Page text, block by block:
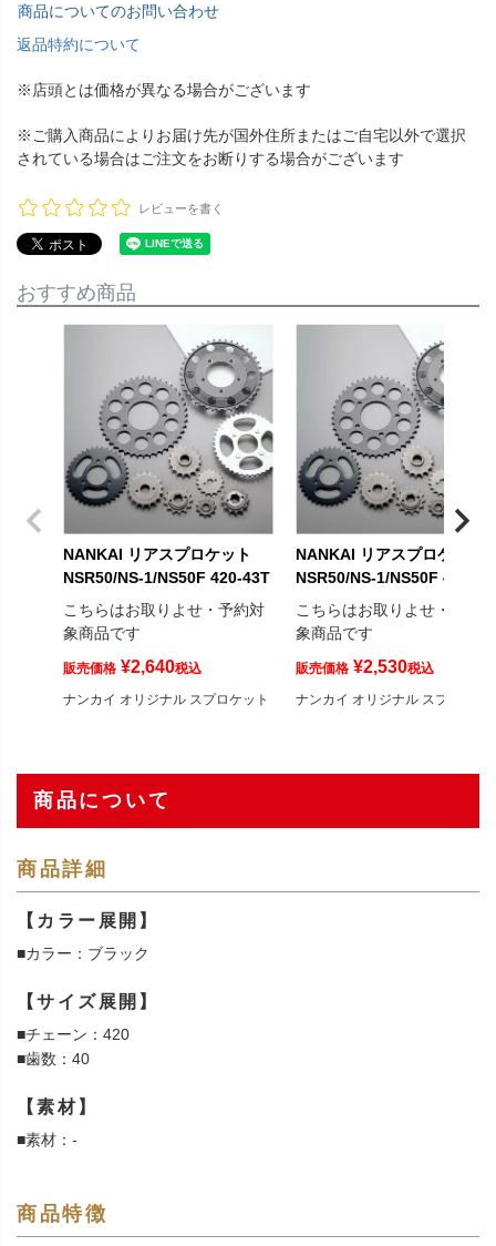
商品についてのお問い合わせ
返品特約について
※店頭とは価格が異なる場合がございます
※ご購入商品によりお届け先が国外住所またはご自宅以外で選択
されている場合はご注文をお断りする場合がございます
レビューを書く
おすすめ商品
NANKAI リアスプロケット
NSR50/NS-1/NS50F 420-43T
こちらはお取りよせ・予約対
象商品です
販売価格 ¥2,640税込
ナンカイ オリジナル スプロケット
NANKAI リアスプロケット
NSR50/NS-1/NS50F 420-
こちらはお取りよせ・予約対
象商品です
販売価格 ¥2,530税込
ナンカイ オリジナル スプロケッ
商品について
商品詳細
【カラー展開】
■カラー：ブラック
【サイズ展開】
■チェーン：420
■歯数：40
【素材】
■素材：-
商品特徴